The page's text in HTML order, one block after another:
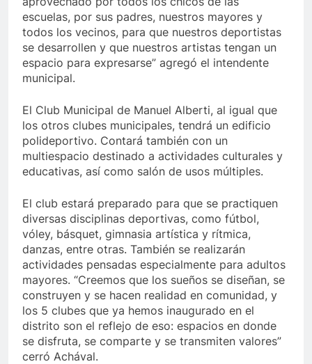
escuelas, por sus padres, nuestros mayores y
todos los vecinos, para que nuestros deportistas
se desarrollen y que nuestros artistas tengan un
espacio para expresarse” agregó el intendente
municipal.
El Club Municipal de Manuel Alberti, al igual que
los otros clubes municipales, tendrá un edificio
polideportivo. Contará también con un
multiespacio destinado a actividades culturales y
educativas, así como salón de usos múltiples.
El club estará preparado para que se practiquen
diversas disciplinas deportivas, como fútbol,
vóley, básquet, gimnasia artística y rítmica,
danzas, entre otras. También se realizarán
actividades pensadas especialmente para adultos
mayores. “Creemos que los sueños se diseñan, se
construyen y se hacen realidad en comunidad, y
los 5 clubes que ya hemos inaugurado en el
distrito son el reflejo de eso: espacios en donde
se disfruta, se comparte y se transmiten valores”
cerró Achával.